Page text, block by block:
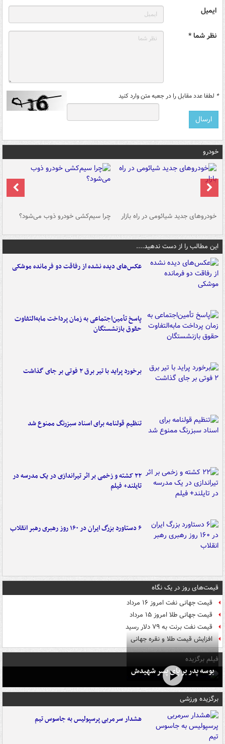
ایمیل
نظر شما *
* لطفا عدد مقابل را در جعبه متن وارد کنید
خودرو
خودروهای جدید شیائومی در راه بازار چرا سیم‌کشی خودرو ذوب می‌شود؟
این مطالب را از دست ندهید....
عکس‌های دیده نشده از رفاقت دو فرمانده‌ موشکی
پاسخ تأمین‌اجتماعی به زمان پرداخت مابه‌التفاوت
حقوق بازنشستگان
برخورد پراید با تیر برق ۲ فوتی بر جای گذاشت
تنظیم قولنامه برای اسناد سبزرنگ ممنوع شد
۲۲ کشته و زخمی بر اثر تیراندازی در یک مدرسه در
تایلند+ فیلم
۶ دستاورد بزرگ ایران در ۱۶۰ روز رهبری رهبر انقلاب
قیمت‌های روز در یک نگاه
قیمت جهانی نفت امروز ۱۶ مرداد
قیمت جهانی طلا امروز ۱۵ مرداد
قیمت نفت برنت به ۷۹ دلار رسید
افزایش قیمت طلا و نقره جهانی
فیلم برگزیده
بوسه‌ پدر بر پای پسر شهیدش
برگزیده ورزشی
هشدار سرمربی پرسپولیس به جاسوس تیم